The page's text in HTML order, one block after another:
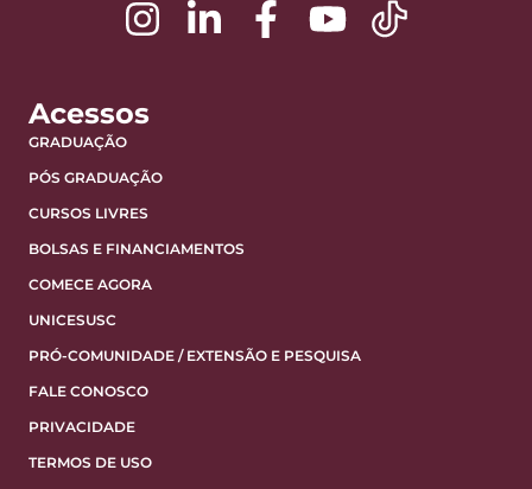
Acessos
GRADUAÇÃO
PÓS GRADUAÇÃO
CURSOS LIVRES
BOLSAS E FINANCIAMENTOS
COMECE AGORA
UNICESUSC
PRÓ-COMUNIDADE / EXTENSÃO E PESQUISA
FALE CONOSCO
PRIVACIDADE
TERMOS DE USO